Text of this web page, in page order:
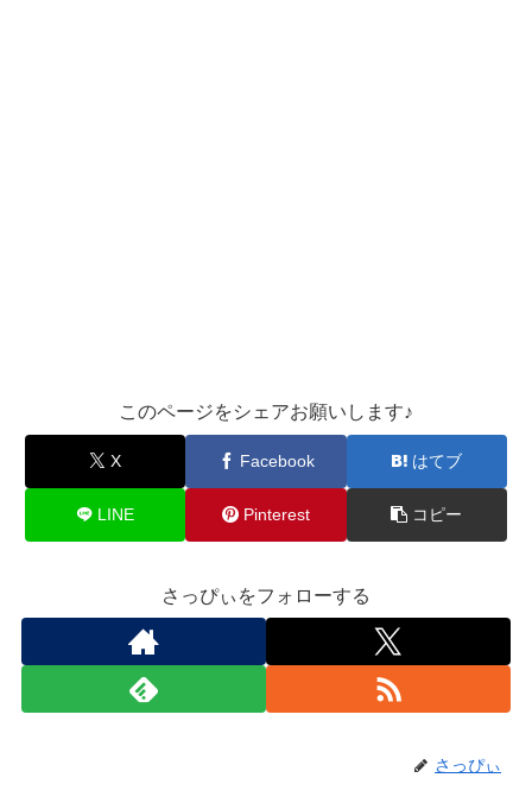
このページをシェアお願いします♪︎
X Facebook はてブ
LINE Pinterest コピー
さっぴぃをフォローする
さっぴぃ